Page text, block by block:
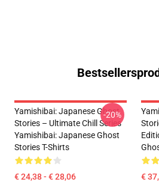
Yamishibai: Japanese Ghost
Stories – Ultimate Chill Series
Yamishibai: Japanese Ghost
Stories T-Shirts
€ 24,38 - € 28,06
-20%
€